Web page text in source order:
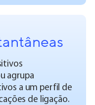
agrupa
a um perfil de
de ligação.